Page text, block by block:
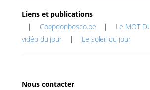
Liens et publications
| Coopdonbosco.be | Le MOT
vidéo du jour | Le soleil du jour
Nous contacter